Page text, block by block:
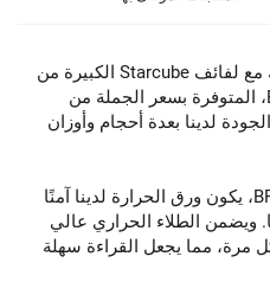
قم بترقية ورق الكاشير الخاص بك مع لفائف Starcube الكبيرة من
ورق الحرارة الخالي من مادة BPA، المتوفرة بسعر الجملة من
لدينا بعدة أحجام وأوزان
مصنوع من مواد خالية من مادة BPA، يكون ورق الحرارة لدينا آمنًا
ويضمن الطلاء الحراري عالي
مرة، مما يجعل القراءة سهلة